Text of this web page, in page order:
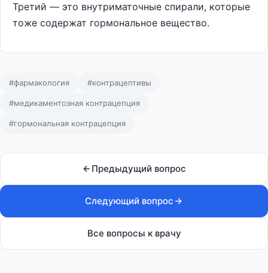
Третий — это внутриматочные спирали, которые
тоже содержат гормональное вещество.
#фармакология #контрацептивы
#медикаментозная контрацепция
#гормональная контрацепция
Предыдущий вопрос
Следующий вопрос
Все вопросы к врачу